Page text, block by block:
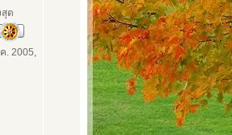
ด
. 2005,